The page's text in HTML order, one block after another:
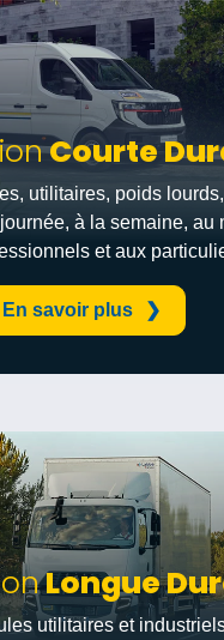
Courte
utilitaires, poids lourds,
à la semaine, au
et aux
En savoir plus
Longue
utilitaires et